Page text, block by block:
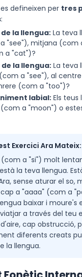
defineixen per tres
:
la llengua:La teva
"see"), mitjana (com
a "cat")?
de la llengua: La teva
a "see"), al
(com a "too")?
labial: Els teus
a "moon") o
Exercici Ara Mateix:
(com a "si") molt
la teva llengua.
sense aturar el so,
a "aaaa" (com a
baixar i moure's
a través del teu
cap obstrucció,
diferents creats
la llengua.